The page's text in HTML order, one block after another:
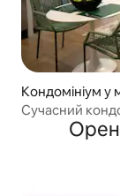
Кондомініум у
Сучасний
порту